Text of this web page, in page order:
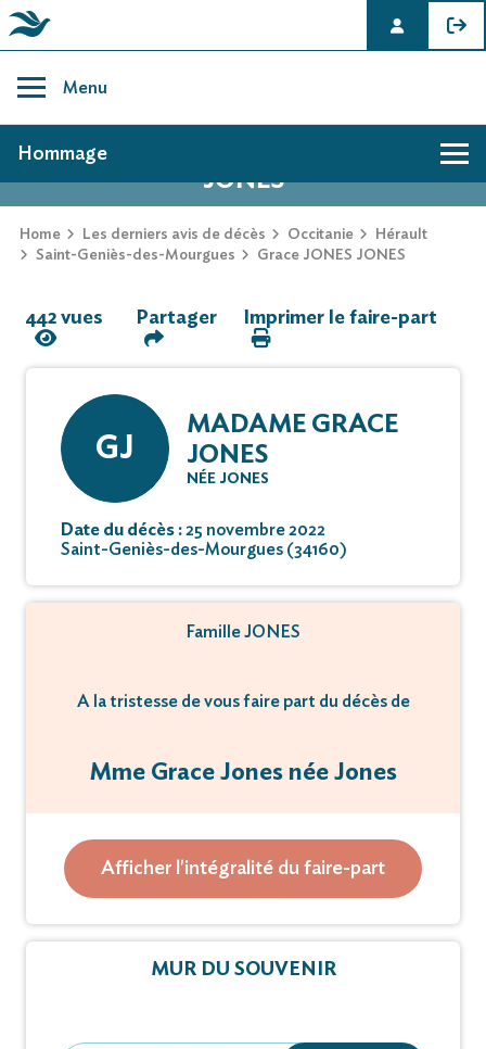
content
Menu
AVIS DE DÉCÈS DE GRACE JONES
JONES
Home Les derniers avis de décès Occitanie
Hérault
Saint-Geniès-des-Mourgues
Grace JONES JONES
Hommage
442 vues Partager Imprimer le faire-part
GJ
MADAME GRACE
JONES
NÉE JONES
Date du décès :25 novembre 2022
Saint-Geniès-des-Mourgues (34160)
Famille JONES
A la tristesse de vous faire part du décès de
Mme Grace Jones née Jones
Survenu le 25 novembre 2022
La cérémonie religieuse aura lieu
Afficher l'intégralité du faire-part
MUR DU SOUVENIR